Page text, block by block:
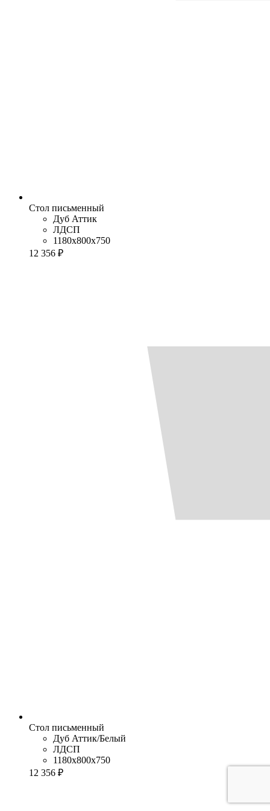
Стол письменный
Дуб Аттик
ЛДСП
1180x800x750
12 356 ₽
Стол письменный
Дуб Аттик/Белый
ЛДСП
1180x800x750
12 356 ₽